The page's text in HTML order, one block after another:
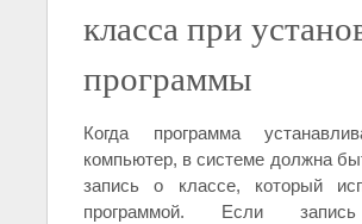
класса при
программы
Когда программа
компьютер, в системе должна
запись о классе, который
программой. Если